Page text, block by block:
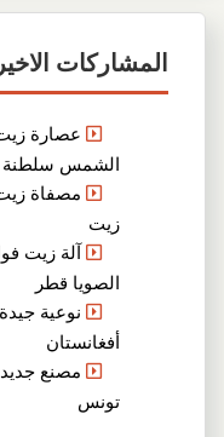
المشاركات
عصارة
الشمس سلطنة
مصفاة
زيت
آلة زيت
الصويا قطر
نوعية
أفغانستان
مصنع
تونس